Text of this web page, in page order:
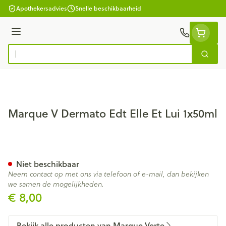
Ga naar de inhoud
Apothekersadvies Snelle beschikbaarheid
Menu
Product, merk, categorie...
Zoek
Marque V Dermato Edt Elle Et Lui 1x50ml
€ 8,00
Niet beschikbaar
Neem contact op met ons via telefoon of e-mail, dan bekijken
we samen de mogelijkheden.